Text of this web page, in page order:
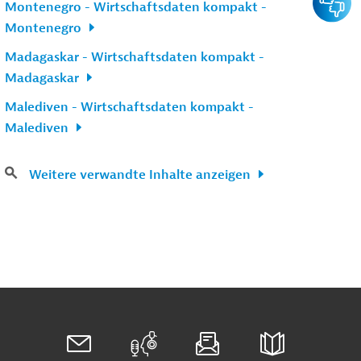
Montenegro - Wirtschaftsdaten kompakt -
Montenegro
Madagaskar - Wirtschaftsdaten kompakt -
Madagaskar
Malediven - Wirtschaftsdaten kompakt -
Malediven
Weitere verwandte Inhalte anzeigen